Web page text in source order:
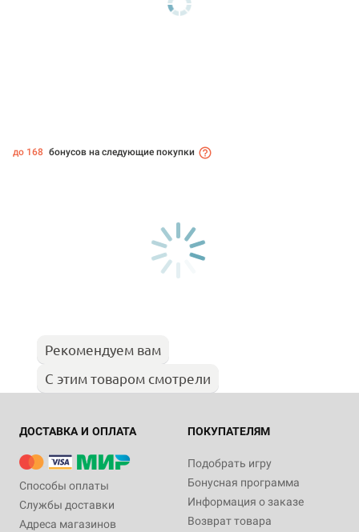
до 168 бонусов на следующие покупки
Рекомендуем вам
С этим товаром смотрели
ДОСТАВКА И ОПЛАТА
Способы оплаты
Службы доставки
Адреса магазинов
ПОКУПАТЕЛЯМ
Подобрать игру
Бонусная программа
Информация о заказе
Возврат товара